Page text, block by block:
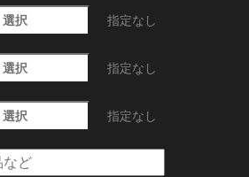
選択 指定なし
選択 指定なし
選択 指定なし